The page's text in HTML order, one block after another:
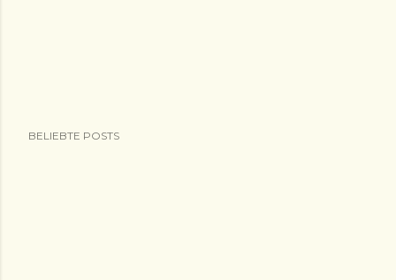
BELIEBTE POSTS